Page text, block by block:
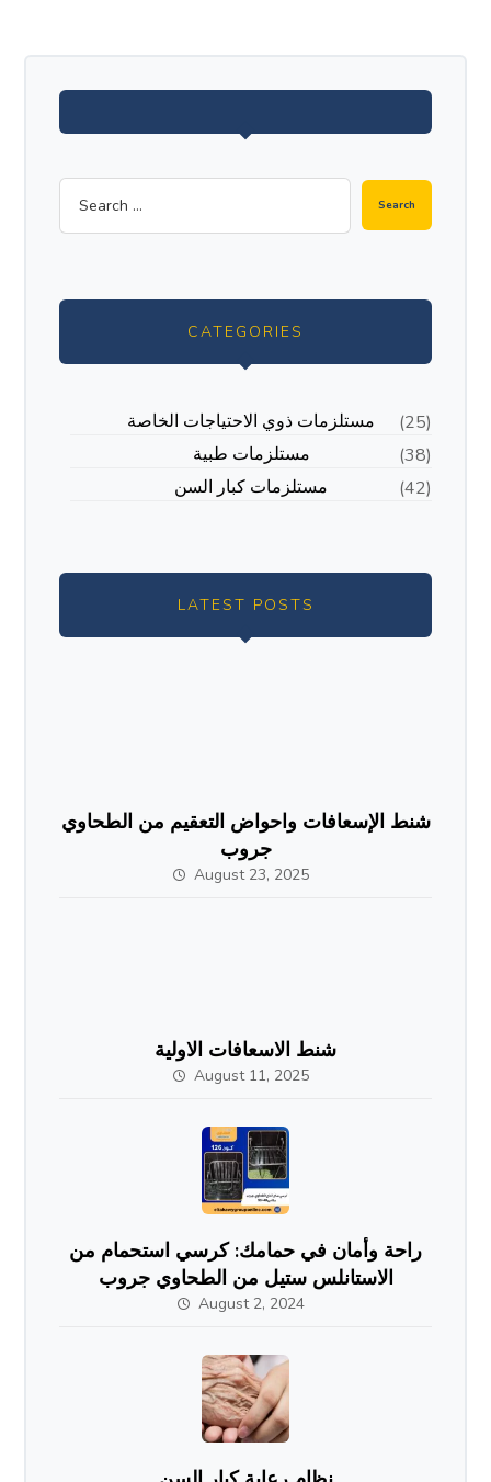
CATEGORIES
مستلزمات ذوي الاحتياجات الخاصة
(25)
مستلزمات طبية
(38)
مستلزمات كبار السن
(42)
LATEST POSTS
شنط الإسعافات واحواض التعقيم من الطحاوي
جروب
August 23, 2025
شنط الاسعافات الاولية
August 11, 2025
راحة وأمان في حمامك: كرسي استحمام من
الاستانلس ستيل من الطحاوي جروب
August 2, 2024